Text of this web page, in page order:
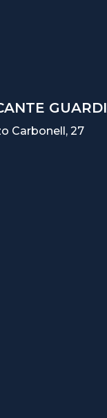
Carbonell, 27